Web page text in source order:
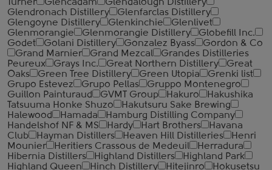
Turner
Glencadam
Glendalough Distillery
Glendronach Distillery
Glenfarclas Distillery
Glengoyne Distillery
Glenkinchie
Glenlivet
Glenmorangie
Glenmorangie Distillery
Globefill Inc.
Godet
Golani Distillery Gonzalez Byass
Gordon & Co
Grand Marnier
Grand Mezcal
Grandes Distilleries
Peureux
Grays Inc. Great Northern Distillery
Great
Oaks
Green Tree Distillery Green Utopia
Grenki list
Grupo Estevez
Grupo Pellas
Gruppo Montenegro
Guillon Painturaud
GVMT Group Hakuro
Hakushika
Tatsuuma Honke Shuzo
Hakutsuru Sake Brewing
Halewood
Hamada
Hamburg Distilling Company
Handelshof NF & MS
Hardy Hart Brothers
Havana
Club
Hayman Distillers Heaven Hill Distilleries
Henri
Mounier
Heritiers Crassous de Medeuil
Herradura
Hibernia Distillers
Highland Distillers
Highland Park
Highland Queen
Hinch Distillery Hitejinro
Hokusetsu